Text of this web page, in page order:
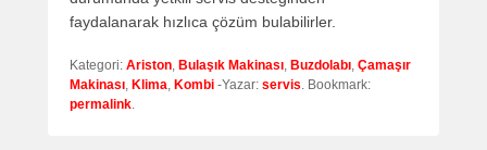
faydalanarak hızlıca çözüm bulabilirler.
Kategori: Ariston, Bulaşık Makinası, Buzdolabı, Çamaşır
Makinası, Klima, Kombi -Yazar: servis. Bookmark:
permalink.